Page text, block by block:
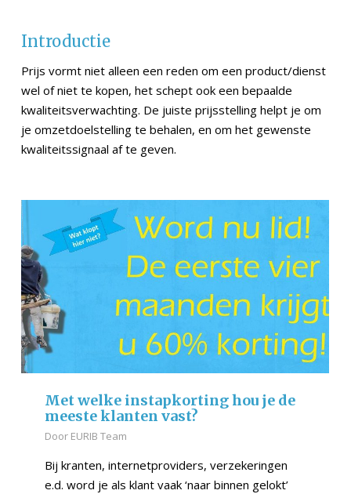
Introductie
Prijs vormt niet alleen een reden om een product/dienst
wel of niet te kopen, het schept ook een bepaalde
kwaliteitsverwachting. De juiste prijsstelling helpt je om
je omzetdoelstelling te behalen, en om het gewenste
kwaliteitssignaal af te geven.
Met welke instapkorting hou je de
meeste klanten vast?
Door EURIB Team
Bij kranten, internetproviders, verzekeringen
e.d. word je als klant vaak ‘naar binnen gelokt’